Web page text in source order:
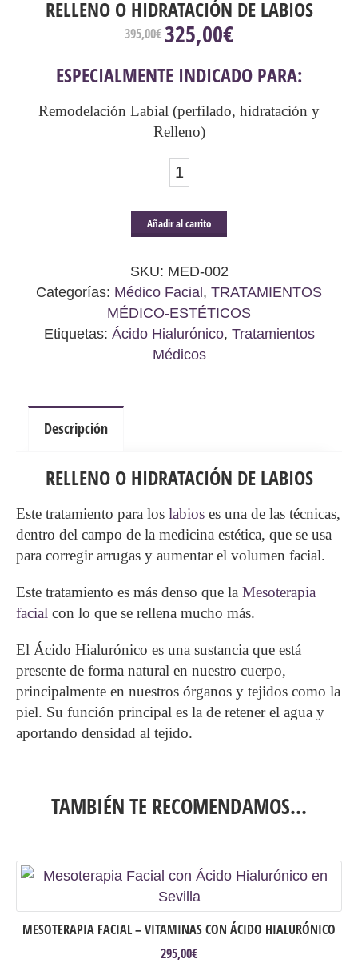
RELLENO O HIDRATACIÓN DE LABIOS
395,00€ El
precio
era:
325,00€El
precio
es:
ESPECIALMENTE INDICADO PARA:
Remodelación Labial (perfilado, hidratación y
Relleno)
Relleno
Hidratación
de
Labios
cantidad
Añadir al carrito
SKU: MED-002
Categorías: Médico Facial , TRATAMIENTOS
MÉDICO-ESTÉTICOS
Etiquetas: Ácido Hialurónico, Tratamientos
Médicos
Descripción
RELLENO O HIDRATACIÓN DE LABIOS
Este tratamiento para los labios es una de las técnicas,
dentro del campo de la medicina estética, que se usa
para corregir arrugas y aumentar el volumen facial.
Este tratamiento es más denso que la Mesoterapia
facial con lo que se rellena mucho más.
El Ácido Hialurónico es una sustancia que está
presente de forma natural en nuestro cuerpo,
principalmente en nuestros órganos y tejidos como la
piel. Su función principal es la de retener el agua y
aportando densidad al tejido.
TAMBIÉN TE RECOMENDAMOS…
MESOTERAPIA FACIAL – VITAMINAS CON ÁCIDO HIALURÓNICO
295,00€